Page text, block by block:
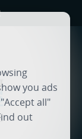
you ads
all"
out